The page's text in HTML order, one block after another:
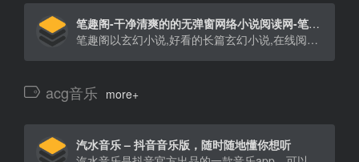
笔趣阁-干净清爽的的无弹窗网络小说阅读网-笔趣阁
笔趣阁以玄幻小说,好看的长篇玄幻小说,在线阅读,玄幻无弹窗小说排行榜,言情小说下载,免费的玄幻全本无弹窗小说网
acg音乐 more+
汽水音乐 – 抖音音乐版，随时随地懂你想听